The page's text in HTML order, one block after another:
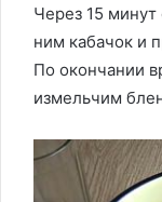
Через 15 минут
ним кабачок и
По окончании
измельчим